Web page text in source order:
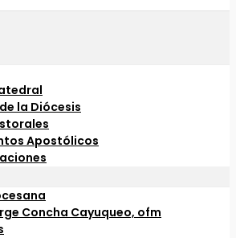
la Diócesis
Apostólicos
Concha Cayuqueo, ofm